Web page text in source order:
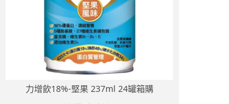
力增飲18%-堅果 237ml 24罐箱購